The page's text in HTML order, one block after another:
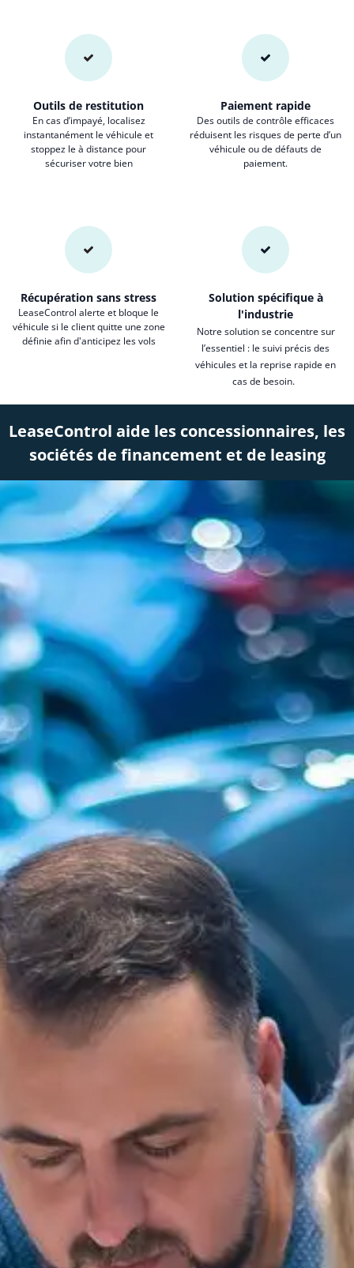
Outils de restitution
En cas d’impayé, localisez
instantanément le véhicule et
stoppez le à distance pour
sécuriser votre bien
Récupération sans stress
LeaseControl alerte et bloque le
véhicule si le client quitte une zone
définie afin d'anticipez les vols
Solution spécifique à
l'industrie
Notre solution se concentre sur
l’essentiel : le suivi précis des
véhicules et la reprise rapide en
cas de besoin.
Paiement rapide
Des outils de contrôle efficaces
réduisent les risques de perte d’un
véhicule ou de défauts de
paiement.
LeaseControl aide les concessionnaires, les
sociétés de financement et de leasing